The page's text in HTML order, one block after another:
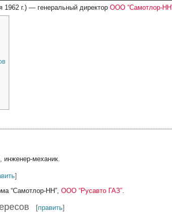
1962 г.) — генеральный директорООО “Самотлор-
инженер-механик.
]
“Самотлор-НН”,ООО “Русавто ГАЗ”
[править]